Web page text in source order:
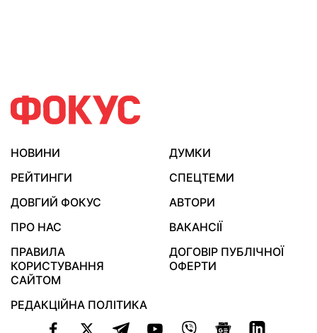
НОВИНИ
ДУМКИ
РЕЙТИНГИ
СПЕЦТЕМИ
ДОВГИЙ ФОКУС
АВТОРИ
ПРО НАС
ВАКАНСІЇ
ПРАВИЛА
КОРИСТУВАННЯ
САЙТОМ
ДОГОВІР ПУБЛІЧНОЇ
ОФЕРТИ
РЕДАКЦІЙНА ПОЛІТИКА